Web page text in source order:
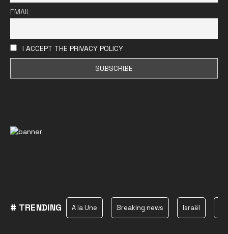
EMAIL
I ACCEPT THE PRIVACY POLICY
# TRENDING A la Une Breaking news Israël